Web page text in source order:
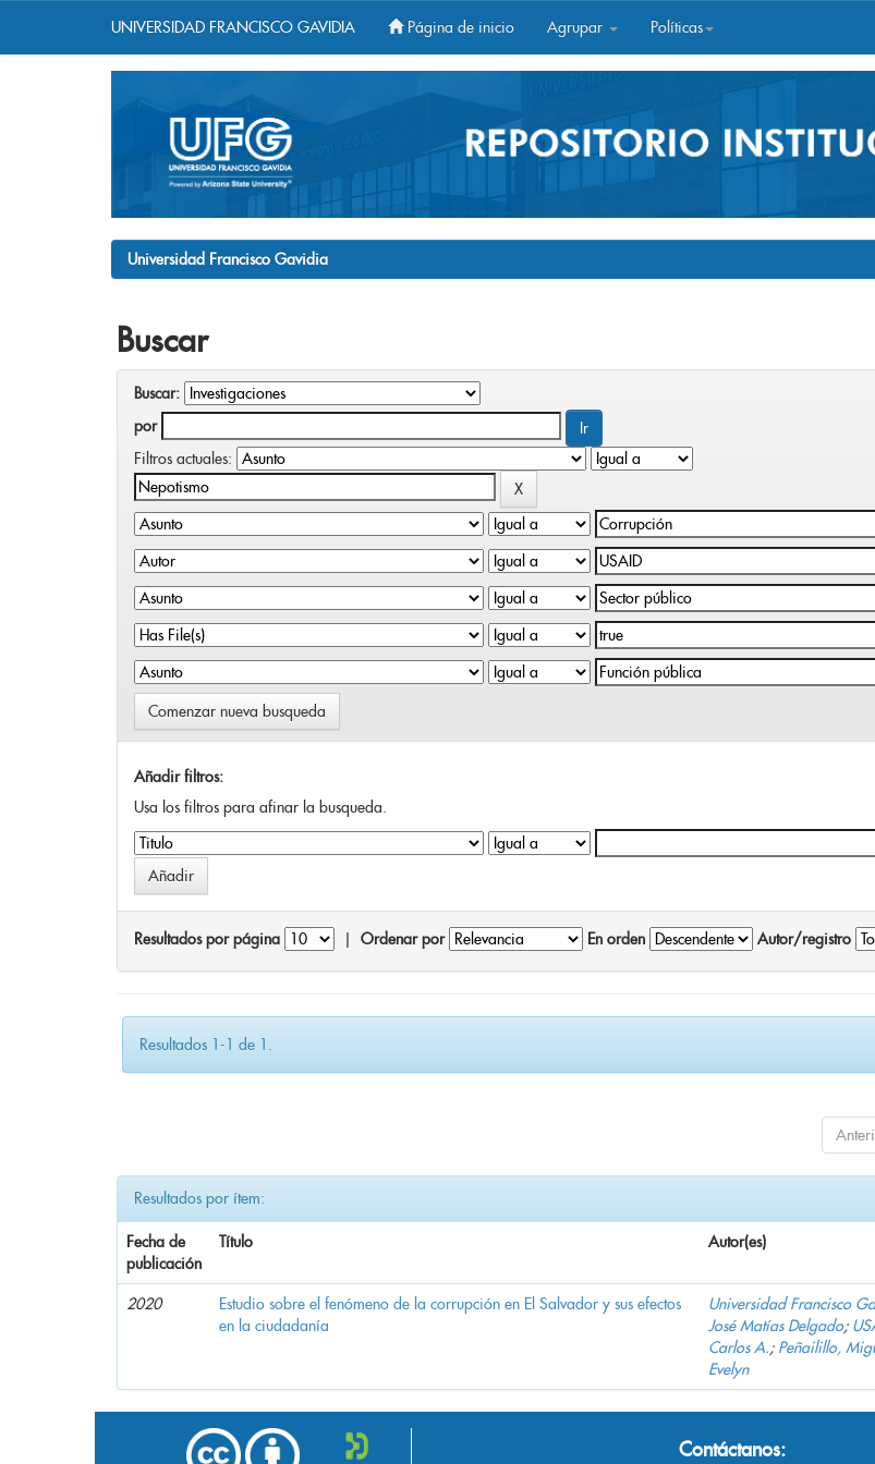
UNIVERSIDAD FRANCISCO GAVIDIA Página de inicio Agrupar Políticas
Universidad Francisco Gavidia
Buscar
Buscar:
por
Filtros actuales:
Comenzar nueva busqueda
Añadir filtros:
Usa los filtros para afinar la busqueda.
Resultados por página Ordenar por En orden Autor/registro
Resultados 1-1 de 1.
Resultados por ítem:
Fecha de
publicación
Título Autor(es)
2020
Estudio sobre el fenómeno de la corrupción en El Salvador y sus efectos
en la ciudadanía
Universidad Francisco
José Matías Delgado;
Carlos A.; Peñailillo,
Evelyn
Contáctanos: